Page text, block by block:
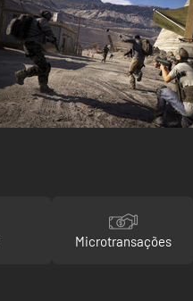
Microtransações